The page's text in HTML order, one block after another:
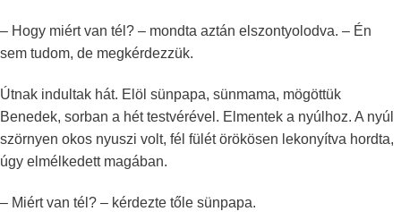
– Hogy miért van tél? – mondta aztán elszontyolodva. – Én
sem tudom, de megkérdezzük.
Útnak indultak hát. Elöl sünpapa, sünmama, mögöttük
Benedek, sorban a hét testvérével. Elmentek a nyúlhoz. A nyúl
szörnyen okos nyuszi volt, fél fülét örökösen lekonyítva hordta,
úgy elmélkedett magában.
– Miért van tél? – kérdezte tőle sünpapa.